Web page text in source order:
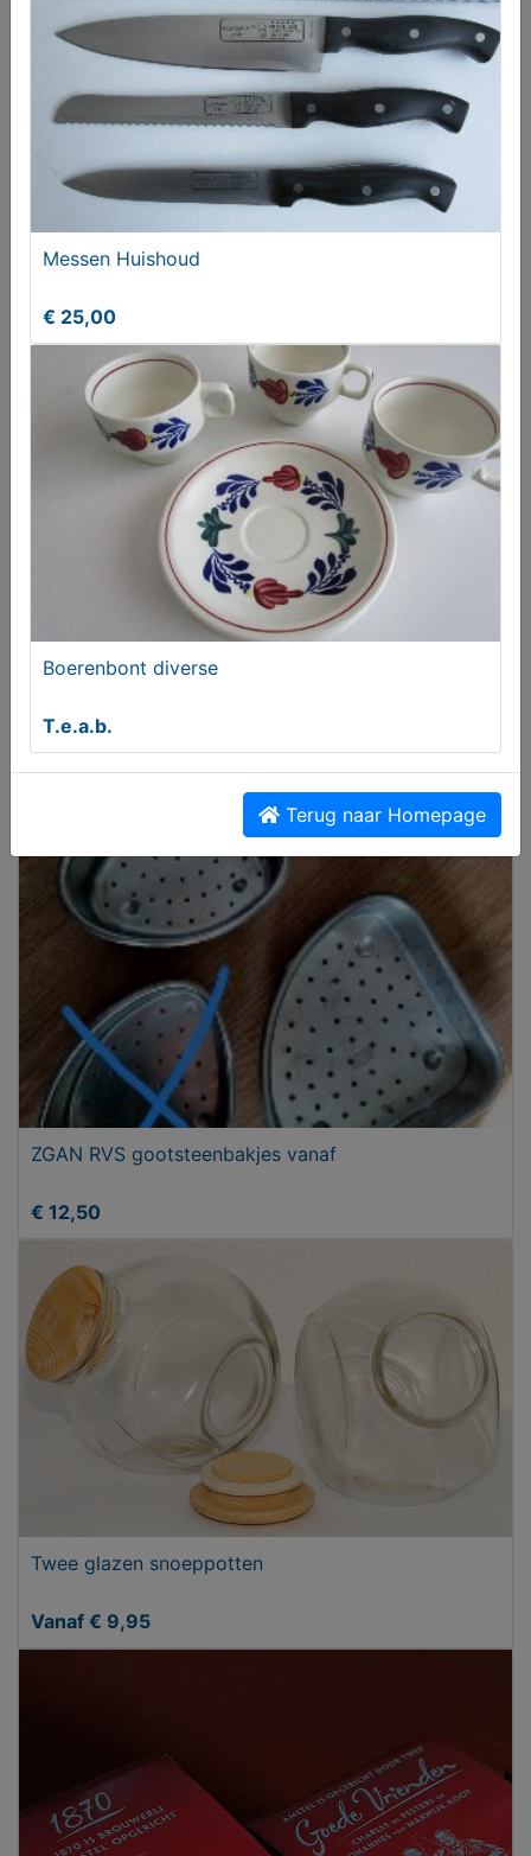
Aspergeschaal
€ 34,50
Alpinewaterontharder - Alpine® PRO XL
Antikalksysteem
ZGAN RVS gootsteenbakjes vanaf
€ 12,50
Twee glazen snoeppotten
Vanaf € 9,95
Messen Huishoud
€ 25,00
Boerenbont diverse
T.e.a.b.
Terug naar Homepage